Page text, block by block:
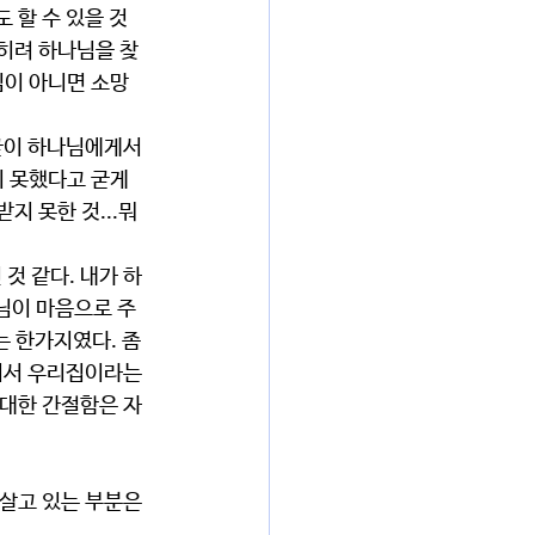
할 수 있을 것
려 하나님을 찾
아니면 소망
했다고 굳게
지 못한 것...뭐
이 마음으로 주
한가지였다. 좀
우리집이라는
한 간절함은 자